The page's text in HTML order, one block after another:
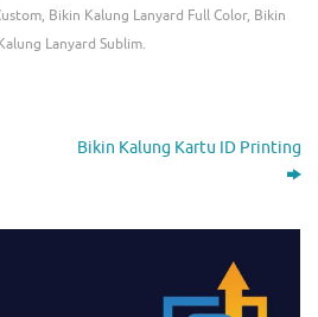
, Bikin Kalung Lanyard Full Color, Bikin
Lanyard Sublim.
Bikin Kalung Kartu ID Printing